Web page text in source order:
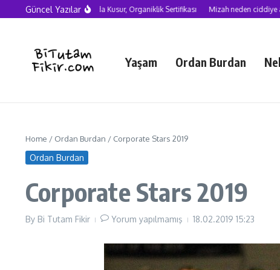
Skip to content
Güncel Yazılar
Yapay Zekâ Çağında Kusur, Organiklik Sertifikası Mizah neden ciddiye alınmalı?
Yaşam Ordan Burdan
Home / Ordan Burdan / Corporate Stars 2019
Ordan Burdan
Corporate Stars 2019
By Bi Tutam Fikir Yorum yapılmamış 18.02.2019 15:23